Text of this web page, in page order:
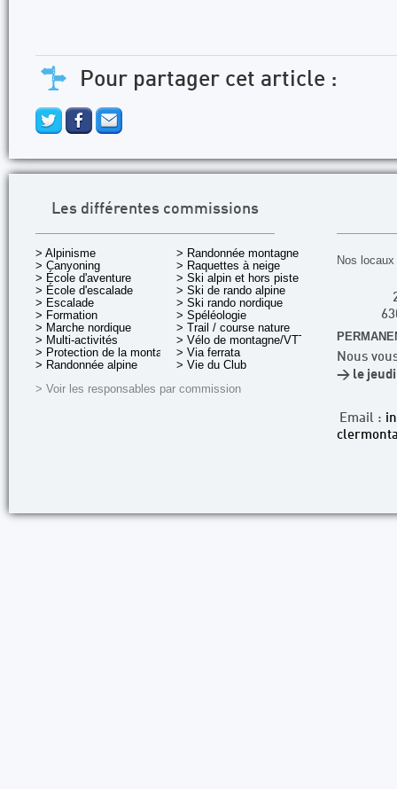
Pour partager cet article :
Les différentes commissions
> Alpinisme
> Canyoning
> École d'aventure
> École d'escalade
> Escalade
> Formation
> Marche nordique
> Multi-activités
> Protection de la montagne
> Randonnée alpine
> Randonnée montagne
> Raquettes à neige
> Ski alpin et hors piste
> Ski de rando alpine
> Ski rando nordique
> Spéléologie
> Trail / course nature
> Vélo de montagne/VTT
> Via ferrata
> Vie du Club
> Voir les responsables par commission
Nos
Nous
> le jeudi
Email :